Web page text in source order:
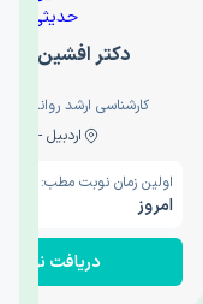
دکتر افشین
کارشناسی ارشد
اردبیل - والی
اولین زمان نوبت مطب:
امروز
دریافت نوبت